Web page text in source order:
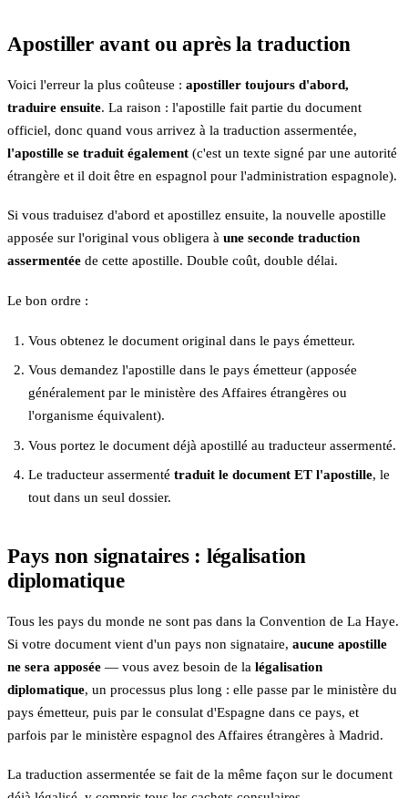
Apostiller avant ou après la traduction
Voici l'erreur la plus coûteuse : apostiller toujours d'abord,
traduire ensuite. La raison : l'apostille fait partie du document
officiel, donc quand vous arrivez à la traduction assermentée,
l'apostille se traduit également (c'est un texte signé par une autorité
étrangère et il doit être en espagnol pour l'administration espagnole).
Si vous traduisez d'abord et apostillez ensuite, la nouvelle apostille
apposée sur l'original vous obligera à une seconde traduction
assermentée de cette apostille. Double coût, double délai.
Le bon ordre :
Vous obtenez le document original dans le pays émetteur.
Vous demandez l'apostille dans le pays émetteur (apposée
généralement par le ministère des Affaires étrangères ou
l'organisme équivalent).
Vous portez le document déjà apostillé au traducteur assermenté.
Le traducteur assermenté traduit le document ET l'apostille, le
tout dans un seul dossier.
Pays non signataires : légalisation
diplomatique
Tous les pays du monde ne sont pas dans la Convention de La Haye.
Si votre document vient d'un pays non signataire, aucune apostille
ne sera apposée — vous avez besoin de la légalisation
diplomatique, un processus plus long : elle passe par le ministère du
pays émetteur, puis par le consulat d'Espagne dans ce pays, et
parfois par le ministère espagnol des Affaires étrangères à Madrid.
La traduction assermentée se fait de la même façon sur le document